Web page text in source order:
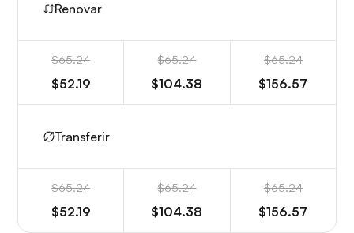
Renovar
$65.24
$52.19
$65.24
$104.38
$65.24
$156.57
Transferir
$65.24
$52.19
$65.24
$104.38
$65.24
$156.57